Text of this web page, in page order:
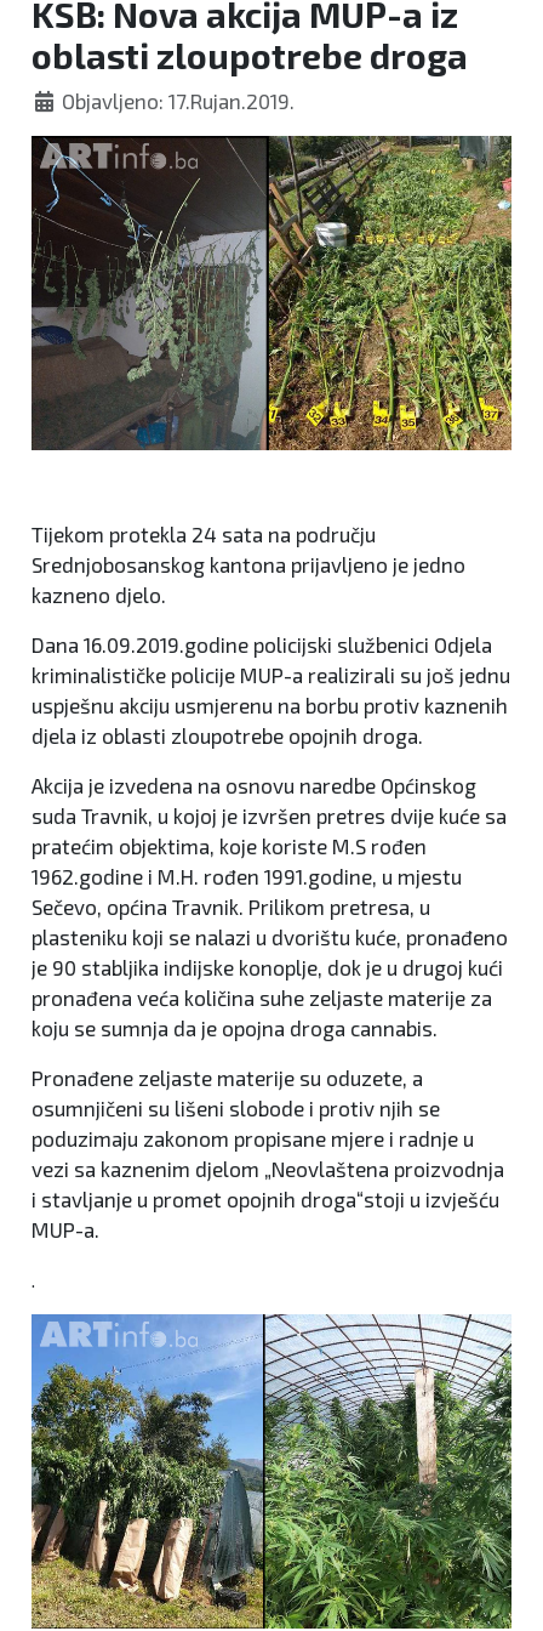
KSB: Nova akcija MUP-a iz
oblasti zloupotrebe droga
Objavljeno: 17.Rujan.2019.
Tijekom protekla 24 sata na području
Srednjobosanskog kantona prijavljeno je jedno
kazneno djelo.
Dana 16.09.2019.godine policijski službenici Odjela
kriminalističke policije MUP-a realizirali su još jednu
uspješnu akciju usmjerenu na borbu protiv kaznenih
djela iz oblasti zloupotrebe opojnih droga.
Akcija je izvedena na osnovu naredbe Općinskog
suda Travnik, u kojoj je izvršen pretres dvije kuće sa
pratećim objektima, koje koriste M.S rođen
1962.godine i M.H. rođen 1991.godine, u mjestu
Sečevo, općina Travnik. Prilikom pretresa, u
plasteniku koji se nalazi u dvorištu kuće, pronađeno
je 90 stabljika indijske konoplje, dok je u drugoj kući
pronađena veća količina suhe zeljaste materije za
koju se sumnja da je opojna droga cannabis.
Pronađene zeljaste materije su oduzete, a
osumnjičeni su lišeni slobode i protiv njih se
poduzimaju zakonom propisane mjere i radnje u
vezi sa kaznenim djelom „Neovlaštena proizvodnja
i stavljanje u promet opojnih droga“stoji u izvješću
MUP-a.
.